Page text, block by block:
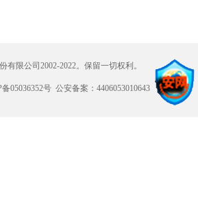
有限公司2002-2022。保留一切权利。
05036352号 公安备案：4406053010643